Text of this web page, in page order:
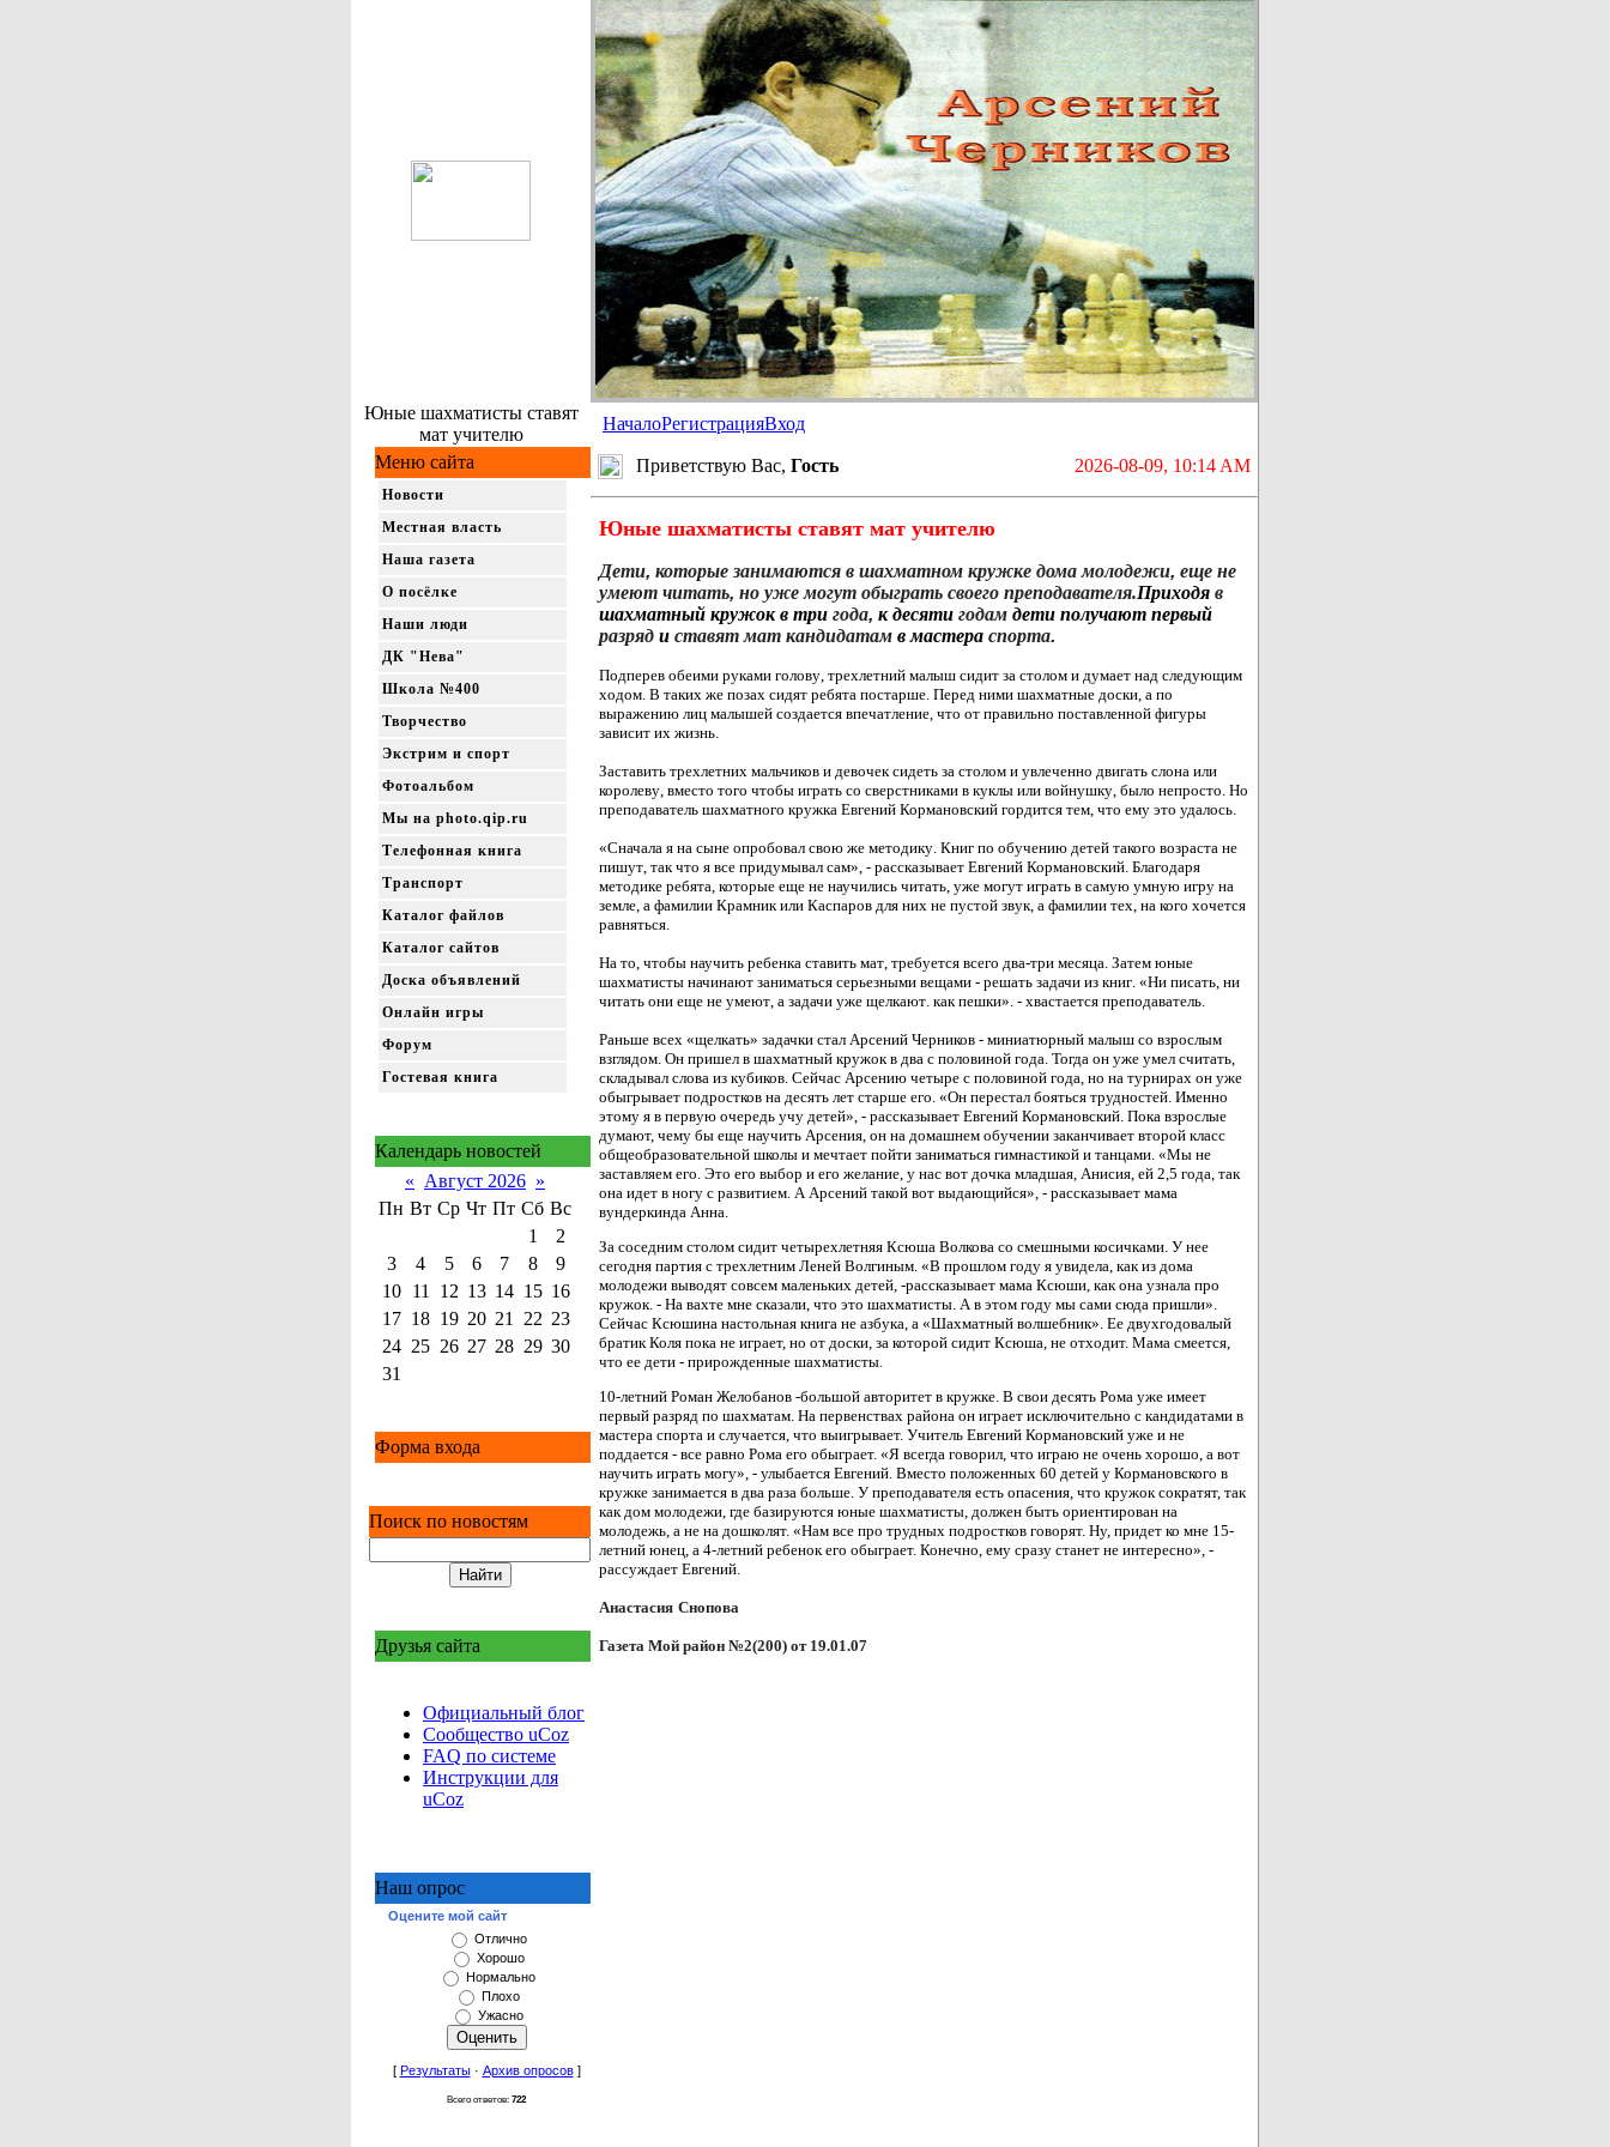
Юные шахматисты ставят
мат учителю
НачалоРегистрацияВход
Меню сайта
Новости
Местная власть
Наша газета
О посёлке
Наши люди
ДК "Нева"
Школа №400
Творчество
Экстрим и спорт
Фотоальбом
Мы на photo.qip.ru
Телефонная книга
Транспорт
Каталог файлов
Каталог сайтов
Доска объявлений
Онлайн игры
Форум
Гостевая книга
Календарь новостей
« Август 2026 »
Пн Вт Ср Чт Пт Сб Вс
1
2
3
4 5 6 7 8
9
10
11 12 13 14 15 16
17 18 19 20 21 22 23
24 25 26 27 28 29 30
31
Форма входа
Поиск по новостям
Друзья сайта
Официальный блог
Сообщество uCoz
FAQ по системе
Инструкции для
uCoz
Наш опрос
Оцените мой сайт
Отлично
Хорошо
Нормально
Плохо
Ужасно
[ Результаты· Архив опросов]
Всего ответов: 722
Приветствую Вас, Гость 2026-08-09, 10:14 AM
Юные шахматисты ставят мат учителю
Дети, которые занимаются в шахматном кружке дома молодежи, еще не
умеют читать, но уже могут обыграть своего преподавателя.Приходя в
шахматный кружок в три года, к десяти годам дети получают первый
разряд и ставят мат кандидатам в мастера спорта.
Подперев обеими руками голову, трехлетний малыш сидит за столом и думает над следующим
ходом. В таких же позах сидят ребята постарше. Перед ними шахматные доски, а по
выражению лиц малышей создается впечатление, что от правильно поставленной фигуры
зависит их жизнь.
Заставить трехлетних мальчиков и девочек сидеть за столом и увлеченно двигать слона или
королеву, вместо того чтобы играть со сверстниками в куклы или войнушку, было непросто. Но
преподаватель шахматного кружка Евгений Кормановский гордится тем, что ему это удалось.
«Сначала я на сыне опробовал свою же методику. Книг по обучению детей такого возраста не
пишут, так что я все придумывал сам», - рассказывает Евгений Кормановский. Благодаря
методике ребята, которые еще не научились читать, уже могут играть в самую умную игру на
земле, а фамилии Крамник или Каспаров для них не пустой звук, а фамилии тех, на кого хочется
равняться.
На то, чтобы научить ребенка ставить мат, требуется всего два-три месяца. Затем юные
шахматисты начинают заниматься серьезными вещами - решать задачи из книг. «Ни писать, ни
читать они еще не умеют, а задачи уже щелкают. как пешки». - хвастается преподаватель.
Раньше всех «щелкать» задачки стал Арсений Черников - миниатюрный малыш со взрослым
взглядом. Он пришел в шахматный кружок в два с половиной года. Тогда он уже умел считать,
складывал слова из кубиков. Сейчас Арсению четыре с половиной года, но на турнирах он уже
обыгрывает подростков на десять лет старше его. «Он перестал бояться трудностей. Именно
этому я в первую очередь учу детей», - рассказывает Евгений Кормановский. Пока взрослые
думают, чему бы еще научить Арсения, он на домашнем обучении заканчивает второй класс
общеобразовательной школы и мечтает пойти заниматься гимнастикой и танцами. «Мы не
заставляем его. Это его выбор и его желание, у нас вот дочка младшая, Анисия, ей 2,5 года, так
она идет в ногу с развитием. А Арсений такой вот выдающийся», - рассказывает мама
вундеркинда Анна.
За соседним столом сидит четырехлетняя Ксюша Волкова со смешными косичками. У нее
сегодня партия с трехлетним Леней Волгиным. «В прошлом году я увидела, как из дома
молодежи выводят совсем маленьких детей, -рассказывает мама Ксюши, как она узнала про
кружок. - На вахте мне сказали, что это шахматисты. А в этом году мы сами сюда пришли».
Сейчас Ксюшина настольная книга не азбука, а «Шахматный волшебник». Ее двухгодовалый
братик Коля пока не играет, но от доски, за которой сидит Ксюша, не отходит. Мама смеется,
что ее дети - прирожденные шахматисты.
10-летний Роман Желобанов -большой авторитет в кружке. В свои десять Рома уже имеет
первый разряд по шахматам. На первенствах района он играет исключительно с кандидатами в
мастера спорта и случается, что выигрывает. Учитель Евгений Кормановский уже и не
поддается - все равно Рома его обыграет. «Я всегда говорил, что играю не очень хорошо, а вот
научить играть могу», - улыбается Евгений. Вместо положенных 60 детей у Кормановского в
кружке занимается в два раза больше. У преподавателя есть опасения, что кружок сократят, так
как дом молодежи, где базируются юные шахматисты, должен быть ориентирован на
молодежь, а не на дошколят. «Нам все про трудных подростков говорят. Ну, придет ко мне 15-
летний юнец, а 4-летний ребенок его обыграет. Конечно, ему сразу станет не интересно», -
рассуждает Евгений.
Анастасия Снопова
Газета Мой район №2(200) от 19.01.07